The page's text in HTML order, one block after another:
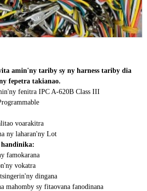
amin'ny tariby sy ny harness tariby dia
fepetra takianao.
fenitra IPC A-620B Class III
voarakitra
ny laharan'ny Lot
famokarana
vokatra
dingana
mahomby sy fitaovana fanodinana